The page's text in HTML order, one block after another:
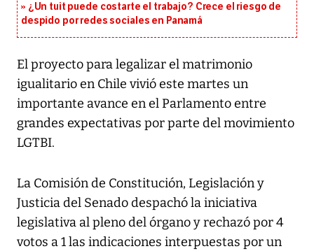
¿Un tuit puede costarte el trabajo? Crece el riesgo de
despido por redes sociales en Panamá
El proyecto para legalizar el matrimonio
igualitario en Chile vivió este martes un
importante avance en el Parlamento entre
grandes expectativas por parte del movimiento
LGTBI.
La Comisión de Constitución, Legislación y
Justicia del Senado despachó la iniciativa
legislativa al pleno del órgano y rechazó por 4
votos a 1 las indicaciones interpuestas por un